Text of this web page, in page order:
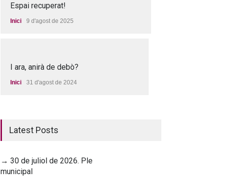
Espai recuperat!
Inici 9 d'agost de 2025
I ara, anirà de debò?
Inici 31 d'agost de 2024
Latest Posts
→ 30 de juliol de 2026. Ple
municipal